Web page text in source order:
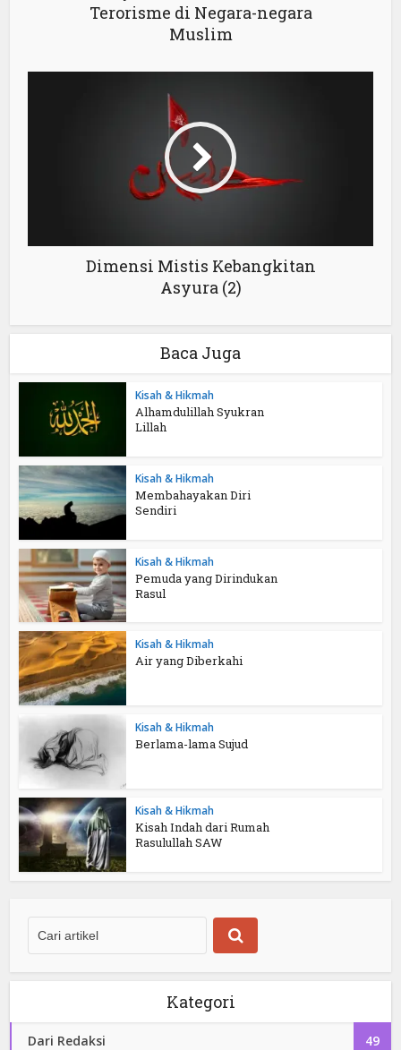
Terorisme di Negara-negara
Muslim
Dimensi Mistis Kebangkitan
Asyura (2)
Baca Juga
Kisah & Hikmah
Alhamdulillah Syukran
Lillah
Kisah & Hikmah
Membahayakan Diri
Sendiri
Kisah & Hikmah
Pemuda yang Dirindukan
Rasul
Kisah & Hikmah
Air yang Diberkahi
Kisah & Hikmah
Berlama-lama Sujud
Kisah & Hikmah
Kisah Indah dari Rumah
Rasulullah SAW
Kategori
Dari Redaksi 49